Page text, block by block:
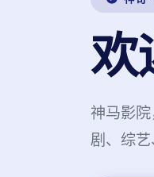
欢
神马影
剧、综艺